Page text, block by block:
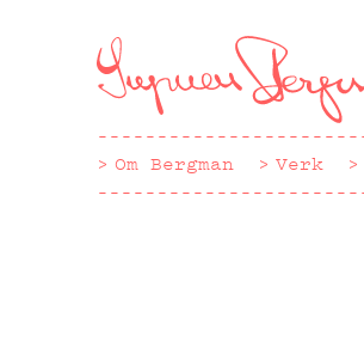
huvudinnehåll
Om Bergman Verk